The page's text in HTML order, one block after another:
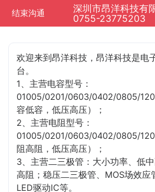
结束沟通
0755-23775203
欢迎来到昂洋科技，昂洋科技是电
台。
1、主营电容型号：
01005/0201/0603/0402/0805/
容低容，低压高压）；
2、主营电阻型号：
01005/0201/0603/0402/0805/
阻高阻，低压高压）；
3、主营二三极管：大小功率、低
高阻；稳压二三极管、MOS场效应
LED驱动IC等。